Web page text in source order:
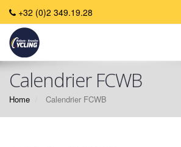
+32 (0)2 349.19.28
Calendrier FCWB
Home Calendrier FCWB